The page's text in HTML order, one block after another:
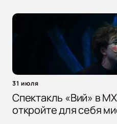
31 июля
Спектакль «Вий» в
откройте для себя